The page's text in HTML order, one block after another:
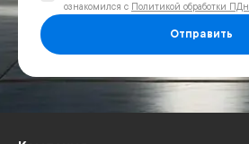
Отправить
ознакомился с Политикой обработки ПДн